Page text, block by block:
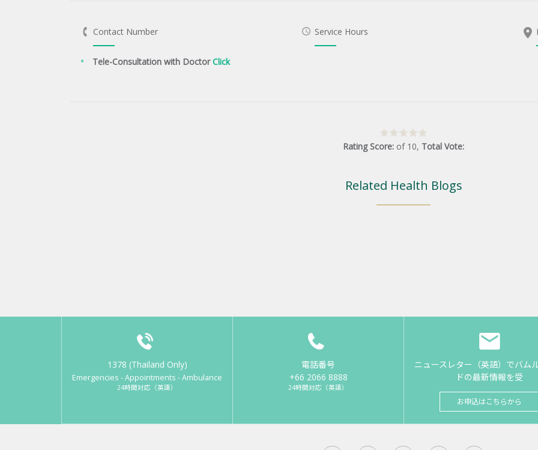
Contact Number
Tele-Consultation with DoctorClick
Service Hours
Rating Score: of 10, Total Vote:
Related Health Blogs
1378 (Thailand Only)
Emergencies - Appointments - Ambulance
24時間対応（英語）
電話番号
+66 2066 8888
24時間対応（英語）
ニュースレター（英語）でバム
ドの最新情報を受
お申込はこちらから